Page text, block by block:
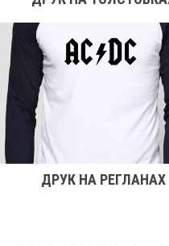
ДРУК НА РЕГЛАНАХ